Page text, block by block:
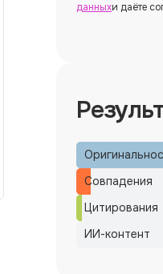
данныхи даёте
Совпадения
Цитирования
ИИ-контент